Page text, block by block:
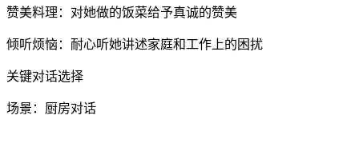
赞美料理：对她做的饭菜给予真诚的赞美
倾听烦恼：耐心听她讲述家庭和工作上的困扰
关键对话选择
场景：厨房对话